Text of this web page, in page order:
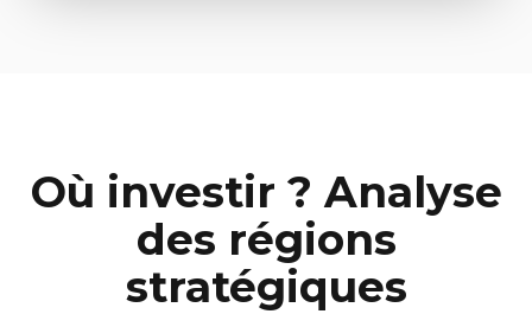
Où investir ? Analyse
des régions
stratégiques